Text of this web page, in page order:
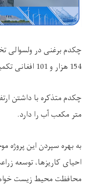
154 هزار و 101 افغانی تکمیل و به بهره برداری سپرده شد
متر مکعب آب را دارد.
به بهره سپردن این
احیای کاریزها، توسعه
محافظت محیط زیست